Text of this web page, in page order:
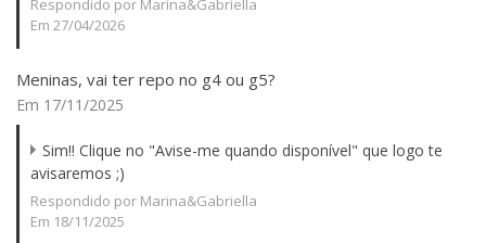
Respondido por Marina&Gabriella
Em 27/04/2026
Meninas, vai ter repo no g4 ou g5?
Em 17/11/2025
Sim!! Clique no "Avise-me quando disponível" que logo te
avisaremos ;)
Respondido por Marina&Gabriella
Em 18/11/2025